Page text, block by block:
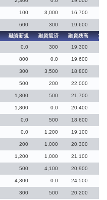
100 3,000 16,700
600 300 19,600
融資新規 融資返済 融資残高
貸
0.0 300 19,300
800 0.0 19,600
300 3,500 18,800
500 200 22,000
1,800 500 21,700
1,800 0.0 20,400
0.0 500 18,600
0.0 1,200 19,100
200 1,000 20,300
1,200 1,000 21,100
500 4,100 20,900
4,300 0.0 24,500
300 500 20,200